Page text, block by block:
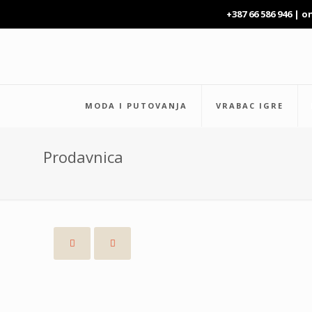
+387 66 586 946 |
MODA I PUTOVANJA VRABAC IGRE
Prodavnica